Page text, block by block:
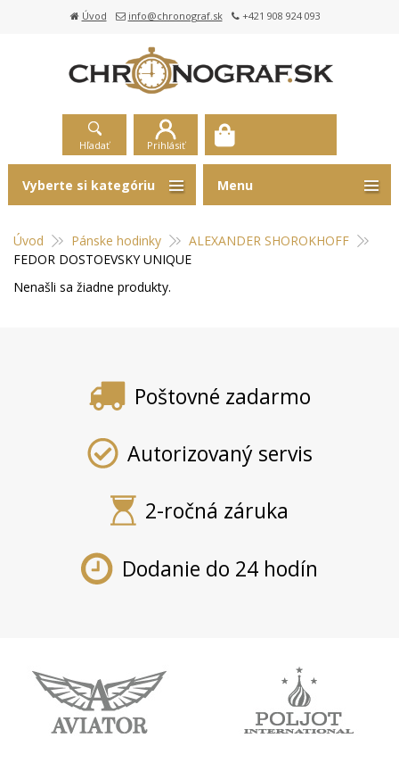
Úvod info@chronograf.sk +421 908 924 093
Hľadať Prihlásiť
Úvod Pánske hodinky
ALEXANDER SHOROKHOFF
FEDOR DOSTOEVSKY UNIQUE
Nenašli sa žiadne produkty.
Vyberte si kategóriu Menu
Poštovné zadarmo
Autorizovaný servis
2-ročná záruka
Dodanie do 24 hodín